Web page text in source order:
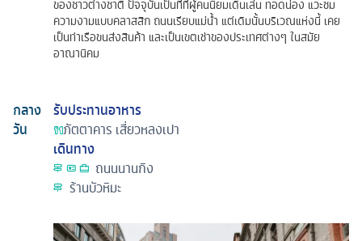
ของชาวต่างชาติ ปัจจุบันเป็นที่ที่ผู้คนนิยมเดินเล่น ทอดน่อง แวะชม
ความงามแบบคลาสสิก ถนนเรียบแม่น้ำ แต่เดิมนั้นบริเวณแห่งนี้ เคย
เป็นท่าเรือขนส่งสินค้า และเป็นเขตเช่าของประเทศต่างๆ ในสมัย
อาณานิคม
กลาง
วัน
รับประทานอาหาร
ภัตตาคาร เสี่ยวหลงเปา
เดินทาง
ถนนนานกิง
ร้านบัวหิมะ